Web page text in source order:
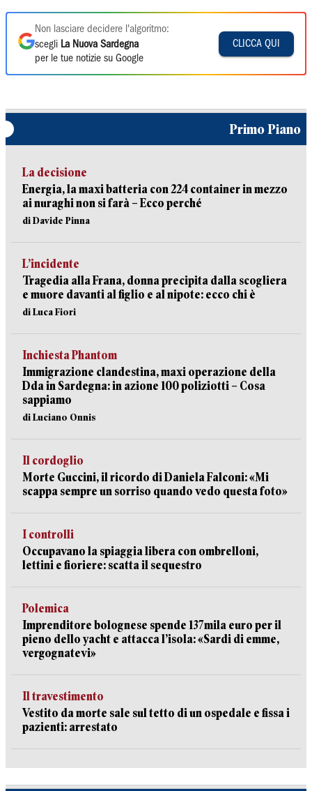
Non lasciare decidere l'algoritmo:
scegli La Nuova Sardegna
per le tue notizie su Google
CLICCA QUI
Primo Piano
La decisione
Energia, la maxi batteria con 224 container in mezzo
ai nuraghi non si farà – Ecco perché
di Davide Pinna
L’incidente
Tragedia alla Frana, donna precipita dalla scogliera
e muore davanti al figlio e al nipote: ecco chi è
di Luca Fiori
Inchiesta Phantom
Immigrazione clandestina, maxi operazione della
Dda in Sardegna: in azione 100 poliziotti – Cosa
sappiamo
di Luciano Onnis
Il cordoglio
Morte Guccini, il ricordo di Daniela Falconi: «Mi
scappa sempre un sorriso quando vedo questa foto»
I controlli
Occupavano la spiaggia libera con ombrelloni,
lettini e fioriere: scatta il sequestro
Polemica
Imprenditore bolognese spende 137mila euro per il
pieno dello yacht e attacca l’isola: «Sardi di emme,
vergognatevi»
Il travestimento
Vestito da morte sale sul tetto di un ospedale e fissa i
pazienti: arrestato